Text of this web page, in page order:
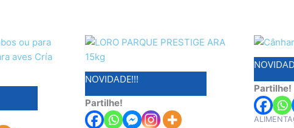
NOVIDADE!!!
Partilhe!
Partilhe!